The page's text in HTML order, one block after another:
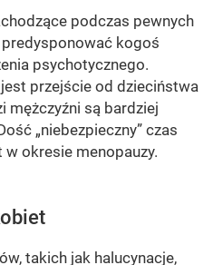
podczas pewnych
kogoś
psychotycznego.
przejście od dzieciństwa
mężczyźni są bardziej
„niebezpieczny” czas
okresie menopauzy.
takich jak halucynacje,